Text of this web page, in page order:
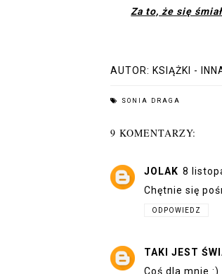
Za to, że się
AUTOR: KSIĄŻKI -
SONIA DRAGA
9 KOMENTARZY:
JOLAK 8
Chętnie się
ODPOWIEDZ
TAKI JEST
Coś dla mnie :)